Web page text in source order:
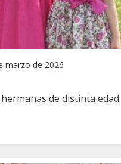
marzo de 2026
de distinta edad.